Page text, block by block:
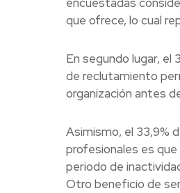
que ofrece, lo cual
En segundo lugar, el
de reclutamiento
organización antes
Asimismo, el 33,9%
profesionales es
periodo de
Otro beneficio de